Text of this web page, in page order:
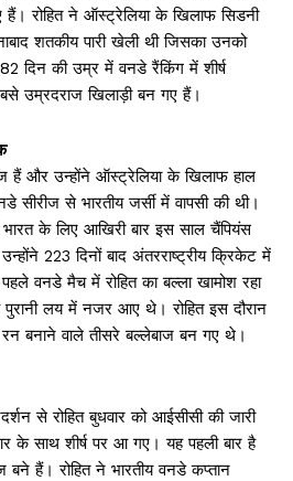
हैं। रोहित ने ऑस्ट्रेलिया के खिलाफ सिडनी
शतकीय पारी खेली थी जिसका उनको
दिन की उम्र में वनडे रैंकिंग में शीर्ष
उम्रदराज खिलाड़ी बन गए हैं।
हैं और उन्होंने ऑस्ट्रेलिया के खिलाफ हाल
सीरीज से भारतीय जर्सी में वापसी की थी।
के लिए आखिरी बार इस साल चैंपियंस
223 दिनों बाद अंतरराष्ट्रीय क्रिकेट में
वनडे मैच में रोहित का बल्ला खामोश रहा
लय में नजर आए थे। रोहित इस दौरान
बनाने वाले तीसरे बल्लेबाज बन गए थे।
से रोहित बुधवार को आईसीसी की जारी
के साथ शीर्ष पर आ गए। यह पहली बार है
बने हैं। रोहित ने भारतीय वनडे कप्तान